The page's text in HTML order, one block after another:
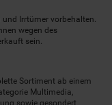
Irrtümer vorbehalten.
wegen des
sein.
Sortiment ab einem
Multimedia,
sowie gesondert